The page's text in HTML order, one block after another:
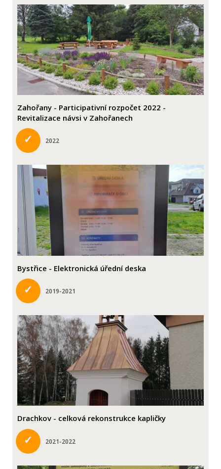
Zahořany - Participativní rozpočet 2022 -
Revitalizace návsi v Zahořanech
✓ 2022
Bystřice - Elektronická úřední deska
✓ 2019-2021
Drachkov - celková rekonstrukce kapličky
✓ 2021-2022